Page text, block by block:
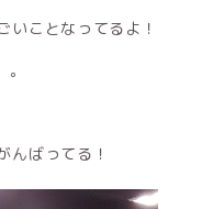
いことなってるよ！
んばってる！